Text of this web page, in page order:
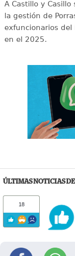
A Castillo y
la gestión de
exfuncionarios
en el 2025.
ÚLTIMAS NOTICIAS
18